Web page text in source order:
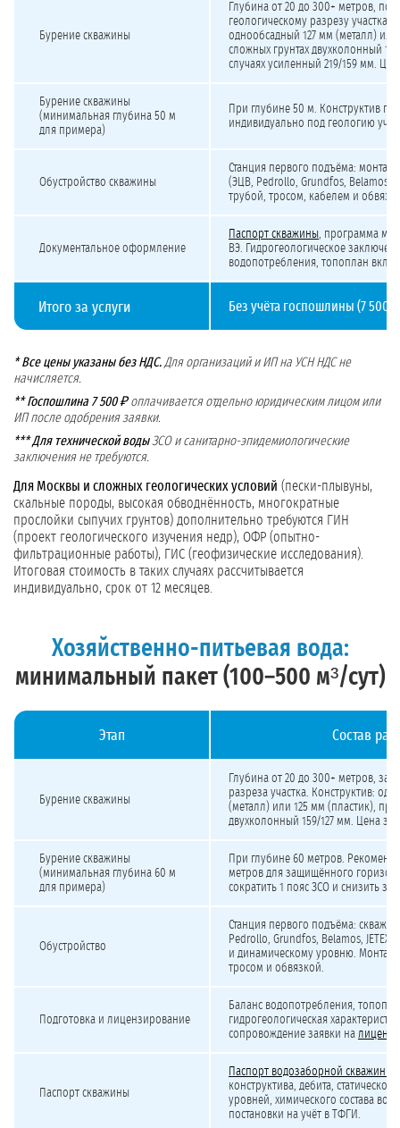
Бурение скважины
Глубина от 20 до 300+ метров,
геологическому разрезу участка.
однообсадный 127 мм (металл)
сложных грунтах двухколонный
случаях усиленный 219/159 мм.
Бурение скважины
(минимальная глубина 50 м
для примера)
При глубине 50 м. Конструктив
индивидуально под геологию
Обустройство скважины
Станция первого подъёма: монтаж
(ЭЦВ, Pedrollo, Grundfos, Belamos,
трубой, тросом, кабелем и
Документальное оформление
Паспорт скважины, программа
ВЭ. Гидрогеологическое
водопотребления, топоплан
Итого за услуги Без учёта госпошлины (7 500
* Все цены указаны без НДС. Для организаций и ИП на УСН НДС не
начисляется.
** Госпошлина 7 500 ₽оплачивается отдельно юридическим лицом или
ИП после одобрения заявки.
*** Для технической водыЗСО и санитарно-эпидемиологические
заключения не требуются.
Для Москвы и сложных геологических условий (пески-плывуны,
скальные породы, высокая обводнённость, многократные
прослойки сыпучих грунтов) дополнительно требуются ГИН
(проект геологического изучения недр), ОФР (опытно-
фильтрационные работы), ГИС (геофизические исследования).
Итоговая стоимость в таких случаях рассчитывается
индивидуально, срок от 12 месяцев.
Хозяйственно-питьевая вода:
минимальный пакет (100–500 м³/сут)
Этап Состав
Бурение скважины
Глубина от 20 до 300+ метров,
разреза участка. Конструктив:
(металл) или 125 мм (пластик), при
двухколонный 159/127 мм. Цена за
Бурение скважины
(минимальная глубина 60 м
для примера)
При глубине 60 метров.
метров для защищённого
сократить 1 пояс ЗСО и снизить
Обустройство
Станция первого подъёма:
Pedrollo, Grundfos, Belamos,
и динамическому уровню. Монтаж
тросом и обвязкой.
Подготовка и лицензирование
Баланс водопотребления,
гидрогеологическая
сопровождение заявки на
Паспорт скважины
Паспорт водозаборной скважины
конструктива, дебита,
уровней, химического состава
постановки на учёт в ТФГИ.